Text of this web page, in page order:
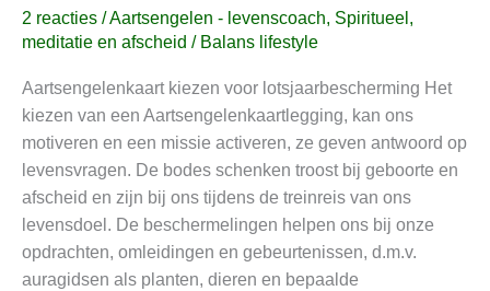
2 reacties /Aartsengelen - levenscoach, Spiritueel,
meditatie en afscheid / Balans lifestyle
Aartsengelenkaart kiezen voor lotsjaarbescherming Het
kiezen van een Aartsengelenkaartlegging, kan ons
motiveren en een missie activeren, ze geven antwoord op
levensvragen. De bodes schenken troost bij geboorte en
afscheid en zijn bij ons tijdens de treinreis van ons
levensdoel. De beschermelingen helpen ons bij onze
opdrachten, omleidingen en gebeurtenissen, d.m.v.
auragidsen als planten, dieren en bepaalde
hulp
bij
ontmoet
een
tweelingziel
en
kies
een
kaart